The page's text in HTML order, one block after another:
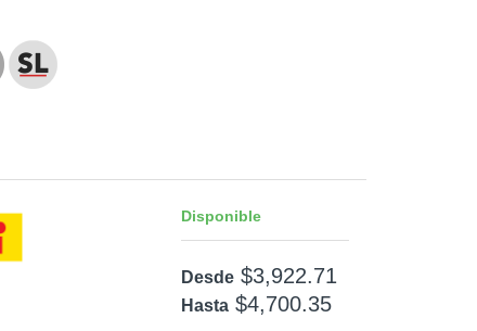
Disponible
Desde $3,922.71
Hasta $4,700.35